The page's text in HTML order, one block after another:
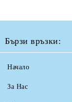
Бързи връзки:
Начало
За Нас